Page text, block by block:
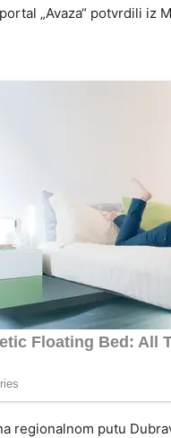
„Avaza“ potvrdili iz
regionalnom putu